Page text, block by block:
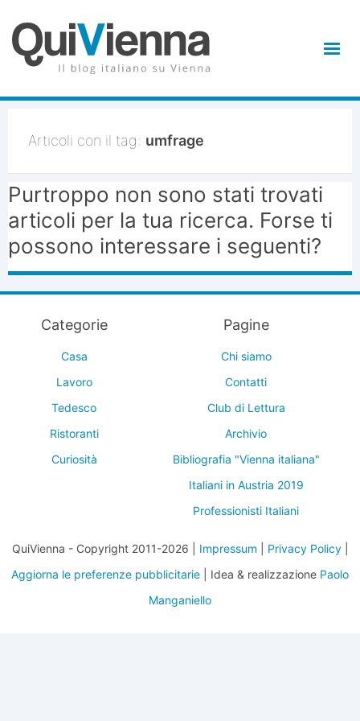
Articoli con il tag: umfrage
Purtroppo non sono stati trovati
articoli per la tua ricerca. Forse ti
possono interessare i seguenti?
Categorie
Casa
Lavoro
Tedesco
Ristoranti
Curiosità
Pagine
Chi siamo
Contatti
Club di Lettura
Archivio
Bibliografia "Vienna italiana"
Italiani in Austria 2019
Professionisti Italiani
QuiVienna - Copyright 2011-2026 | Impressum Privacy Policy|
Aggiorna le preferenze pubblicitarie | Idea & realizzazione Paolo
Manganiello